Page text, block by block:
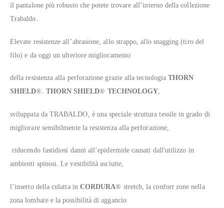
il pantalone più robusto che potete trovare all’interno della collezione
Trabaldo.
Elevate resistenze all’abrasione, allo strappo, allo snagging (tiro del
filo) e da oggi un ulteriore miglioramento
della resistenza alla perforazione grazie alla tecnologiaTHORN
SHIELD®. THORN SHIELD® TECHNOLOGY,
sviluppata da TRABALDO, è una speciale struttura tessile in grado di
migliorare sensibilmente la resistenza alla perforazione,
riducendo fastidiosi danni all’epidermide causati dall'utilizzo in
ambienti spinosi. Le vestibilità asciutte,
l’inserto della culatta in CORDURA® stretch, la confort zone nella
zona lombare e la possibilità di aggancio